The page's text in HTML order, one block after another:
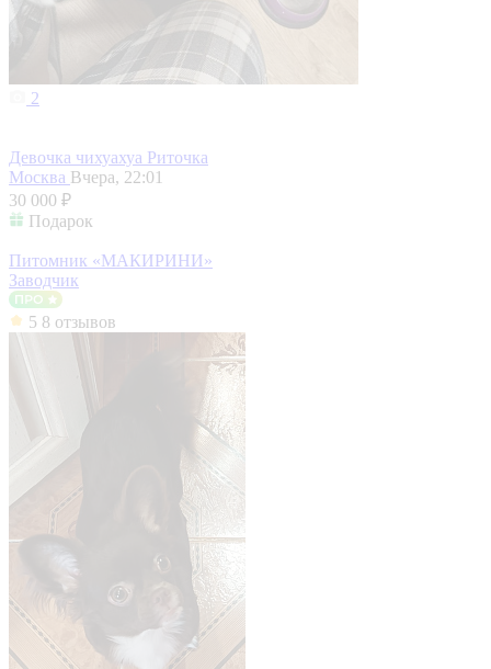
2
Девочка чихуахуа Риточка
Москва Вчера, 22:01
30 000 ₽
Подарок
Питомник «МАКИРИНИ»
Заводчик
5 8 отзывов